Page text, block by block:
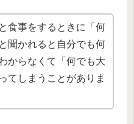
食事をするときに「何
聞かれると自分でも何
からなくて「何でも大
てしまうことがありま